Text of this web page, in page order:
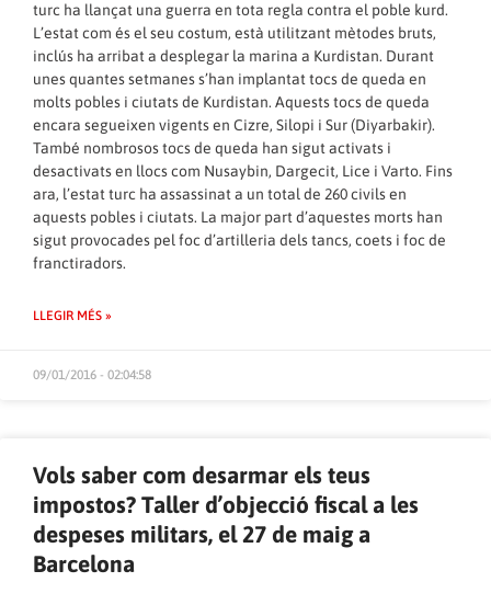
turc ha llançat una guerra en tota regla contra el poble kurd.
L’estat com és el seu costum, està utilitzant mètodes bruts,
inclús ha arribat a desplegar la marina a Kurdistan. Durant
unes quantes setmanes s’han implantat tocs de queda en
molts pobles i ciutats de Kurdistan. Aquests tocs de queda
encara segueixen vigents en Cizre, Silopi i Sur (Diyarbakir).
També nombrosos tocs de queda han sigut activats i
desactivats en llocs com Nusaybin, Dargecit, Lice i Varto. Fins
ara, l’estat turc ha assassinat a un total de 260 civils en
aquests pobles i ciutats. La major part d’aquestes morts han
sigut provocades pel foc d’artilleria dels tancs, coets i foc de
franctiradors.
LLEGIR MÉS »
09/01/2016 - 02:04:58
Vols saber com desarmar els teus
impostos? Taller d’objecció fiscal a les
despeses militars, el 27 de maig a
Barcelona